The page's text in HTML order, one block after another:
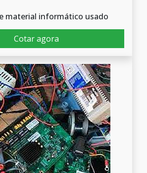
material informático usado
Cotar agora